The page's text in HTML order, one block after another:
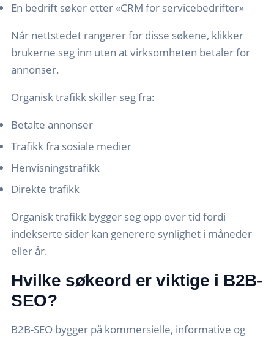
En bedrift søker etter «CRM for servicebedrifter»
Når nettstedet rangerer for disse søkene, klikker
brukerne seg inn uten at virksomheten betaler for
annonser.
Organisk trafikk skiller seg fra:
Betalte annonser
Trafikk fra sosiale medier
Henvisningstrafikk
Direkte trafikk
Organisk trafikk bygger seg opp over tid fordi
indekserte sider kan generere synlighet i måneder
eller år.
Hvilke søkeord er viktige i B2B-
SEO?
B2B-SEO bygger på kommersielle, informative og